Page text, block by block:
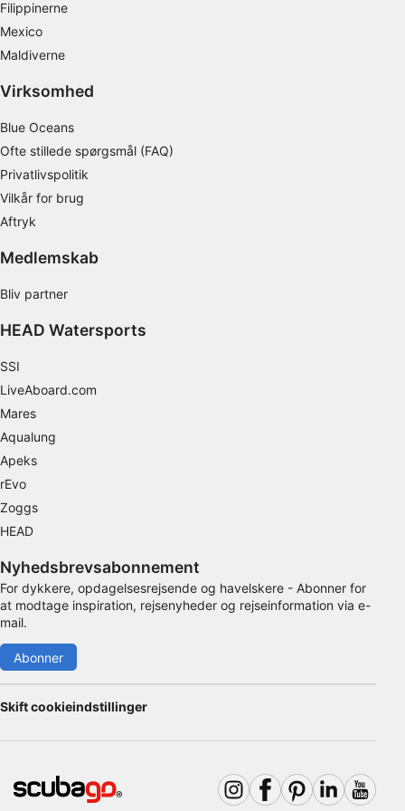
Filippinerne
Mexico
Maldiverne
Virksomhed
Blue Oceans
Ofte stillede spørgsmål (FAQ)
Privatlivspolitik
Vilkår for brug
Aftryk
Medlemskab
Bliv partner
HEAD Watersports
SSI
LiveAboard.com
Mares
Aqualung
Apeks
rEvo
Zoggs
HEAD
Nyhedsbrevsabonnement
For dykkere, opdagelsesrejsende og havelskere - Abonner for
at modtage inspiration, rejsenyheder og rejseinformation via e-
mail.
Abonner
Skift cookieindstillinger
Måle annonceringseffektivitet
Måle indholdseffektivitet
Forstå målgrupper gennem statistikker eller
kilder
Udvikle og forbedre tjenester
Bruge begrænsede oplysninger til at vælge
indhold
IAB Special Features:
placeringsoplysninger
Identificere enheder baseret på aktivt
Ydeevne
Annoncering / marketing